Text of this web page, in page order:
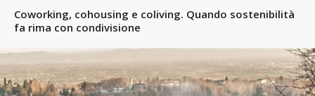
Coworking, cohousing e coliving. Quando sostenibilità
fa rima con condivisione